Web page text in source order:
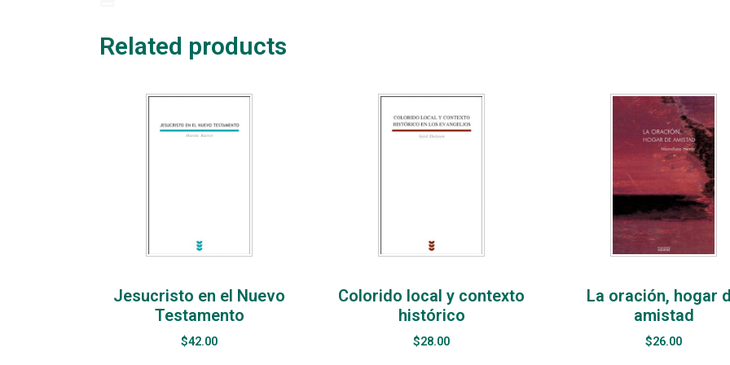
Related products
Jesucristo en el Nuevo
Testamento
$42.00
Colorido local y contexto
histórico
$28.00
La oración, hogar
amistad
$26.00